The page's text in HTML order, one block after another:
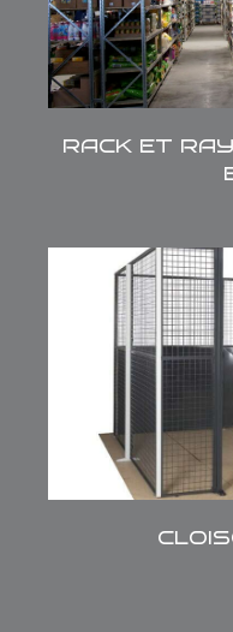
grand choix
RACK ET
Notre solution
de réaliser
des zones
espaces.